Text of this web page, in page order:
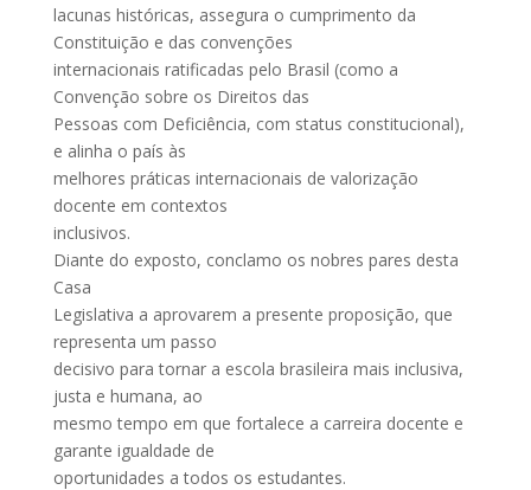
lacunas históricas, assegura o cumprimento da
Constituição e das convenções
internacionais ratificadas pelo Brasil (como a
Convenção sobre os Direitos das
Pessoas com Deficiência, com status constitucional),
e alinha o país às
melhores práticas internacionais de valorização
docente em contextos
inclusivos.
Diante do exposto, conclamo os nobres pares desta
Casa
Legislativa a aprovarem a presente proposição, que
representa um passo
decisivo para tornar a escola brasileira mais inclusiva,
justa e humana, ao
mesmo tempo em que fortalece a carreira docente e
garante igualdade de
oportunidades a todos os estudantes.